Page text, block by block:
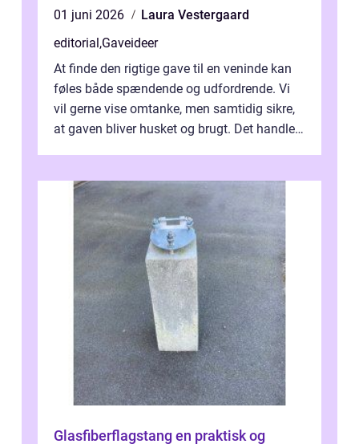
01 juni 2026
Laura Vestergaard
editorial,Gaveideer
At finde den rigtige gave til en veninde kan
føles både spændende og udfordrende. Vi
vil gerne vise omtanke, men samtidig sikre,
at gaven bliver husket og brugt. Det handler
Glasfiberflagstang en praktisk og